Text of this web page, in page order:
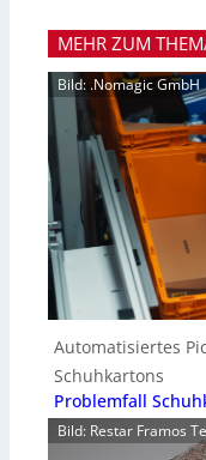
MEHR ZUM
Bild: .Nomagic GmbH
Automatisiertes
Schuhkartons
Problemfall
Bild: Restar Framos